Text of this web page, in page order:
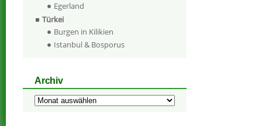
Egerland
Türkei
Burgen in Kilikien
Istanbul & Bosporus
Archiv
Archiv